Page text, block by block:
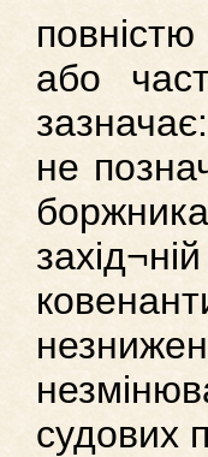
або
не
судових